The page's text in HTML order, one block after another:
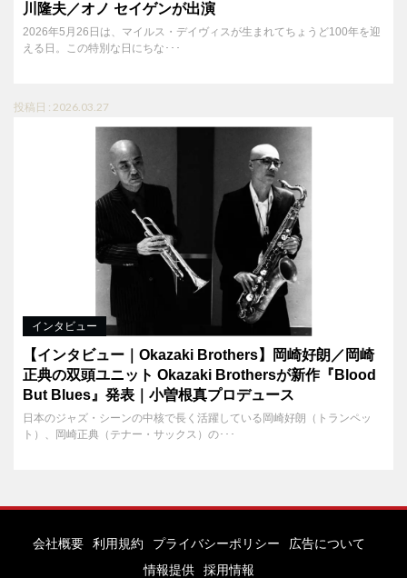
川隆夫／オノ セイゲンが出演
2026年5月26日は、マイルス・デイヴィスが生まれてちょうど100年を迎
える日。この特別な日にちな･･･
投稿日 : 2026.03.27
インタビュー
【インタビュー｜Okazaki Brothers】岡崎好朗／岡崎
正典の双頭ユニット Okazaki Brothersが新作『Blood
But Blues』発表｜小曽根真プロデュース
日本のジャズ・シーンの中核で長く活躍している岡崎好朗（トランペッ
ト）、岡崎正典（テナー・サックス）の･･･
会社概要 利用規約 プライバシーポリシー
広告について
情報提供
採用情報